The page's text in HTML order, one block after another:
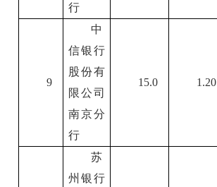
行
9
中
信银行
股份有
限公司
南京分
行
15.0 1.20
苏
州银行